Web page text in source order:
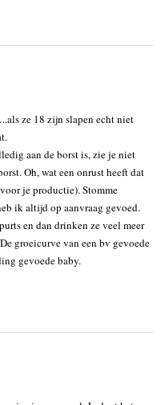
ze 18 zijn slapen echt niet
aan de borst is, zie je niet
Oh, wat een onrust heeft dat
je productie). Stomme
ik altijd op aanvraag gevoed.
en dan drinken ze veel meer
groeicurve van een bv gevoede
gevoede baby.